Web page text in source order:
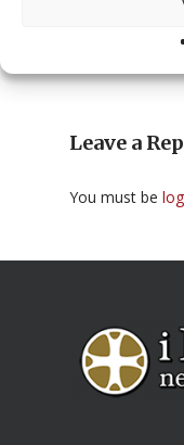
Leave a
You must be